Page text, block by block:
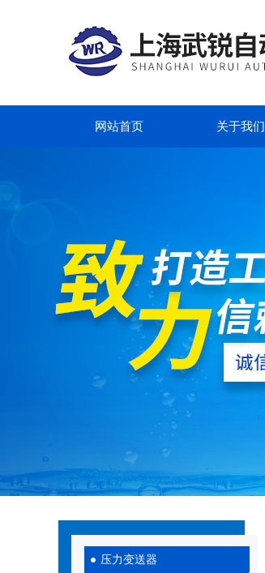
网站首页 关于我们
压力变送器